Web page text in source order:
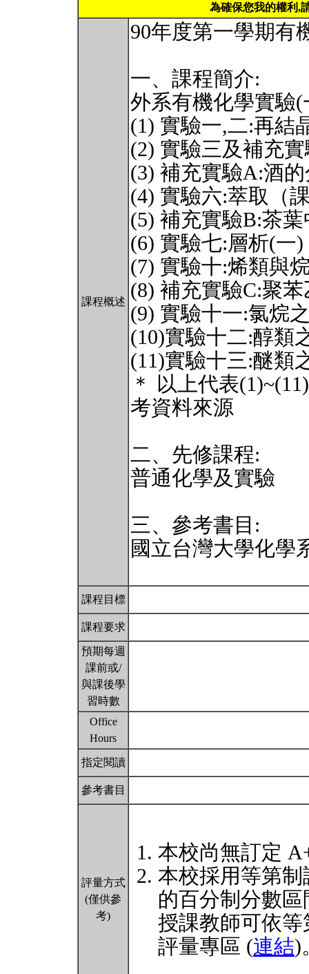
為確保您我的權利,
課程概述
90年度第一學期有
一、課程簡介:
外系有機化學實驗
(1) 實驗一,二:再結
(2) 實驗三及補充
(3) 補充實驗A:酒
(4) 實驗六:萃取（
(5) 補充實驗B:茶
(6) 實驗七:層析(一
(7) 實驗十:烯類與
(8) 補充實驗C:聚
(9) 實驗十一:氯烷
(10)實驗十二:醇類
(11)實驗十三:醚類
＊ 以上代表
考資料來源
二、先修課程:
普通化學及實驗
三、參考書目:
國立台灣大學化學
課程目標
課程要求
預期每週
課前或/
與課後學
習時數
Office
Hours
指定閱讀
參考書目
評量方式
(僅供參
考)
本校尚無訂定
本校採用等第
的百分制分數
授課教師可依
評量專區 (連結)